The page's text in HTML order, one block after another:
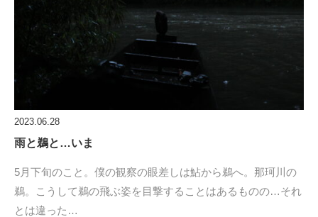
2023.06.28
雨と鵜と…いま
5月下旬のこと。僕の観察の眼差しは鮎から鵜へ。那珂川の
鵜。こうして鵜の飛ぶ姿を目撃することはあるものの…それ
とは違った…